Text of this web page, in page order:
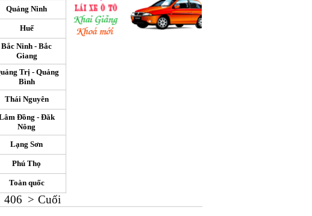
Quảng Ninh
Huế
Bắc Ninh - Bắc
Giang
Trị - Quảng
Bình
Thái Nguyên
Đồng - Đăk
Nông
Lạng Sơn
Phú Thọ
Toàn quốc
406 > Cuối